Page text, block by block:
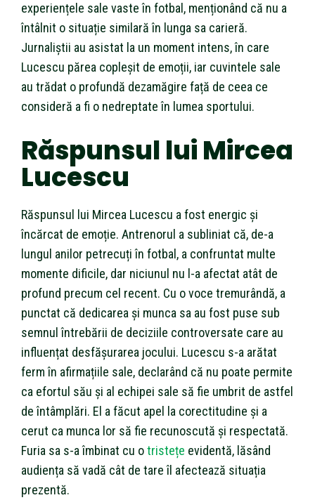
experiențele sale vaste în fotbal, menționând că nu a
întâlnit o situație similară în lunga sa carieră.
Jurnaliștii au asistat la un moment intens, în care
Lucescu părea copleșit de emoții, iar cuvintele sale
au trădat o profundă dezamăgire față de ceea ce
consideră a fi o nedreptate în lumea sportului.
Răspunsul lui Mircea
Lucescu
Răspunsul lui Mircea Lucescu a fost energic și
încărcat de emoție. Antrenorul a subliniat că, de-a
lungul anilor petrecuți în fotbal, a confruntat multe
momente dificile, dar niciunul nu l-a afectat atât de
profund precum cel recent. Cu o voce tremurândă, a
punctat că dedicarea și munca sa au fost puse sub
semnul întrebării de deciziile controversate care au
influențat desfășurarea jocului. Lucescu s-a arătat
ferm în afirmațiile sale, declarând că nu poate permite
ca efortul său și al echipei sale să fie umbrit de astfel
de întâmplări. El a făcut apel la corectitudine și a
cerut ca munca lor să fie recunoscută și respectată.
Furia sa s-a îmbinat cu otristețe evidentă, lăsând
audiența să vadă cât de tare îl afectează situația
prezentă.